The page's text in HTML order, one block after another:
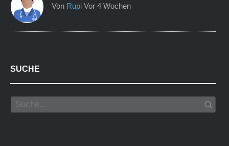
Von Rupi Vor 4 Wochen
SUCHE